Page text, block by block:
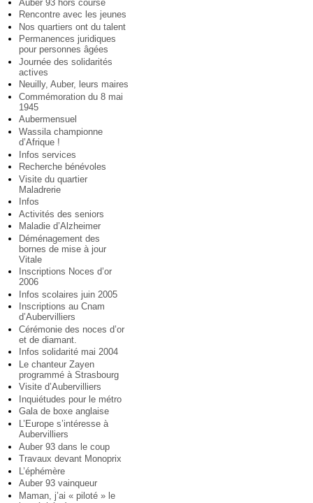
Auber 93 hors course
Rencontre avec les jeunes
Nos quartiers ont du talent
Permanences juridiques
pour personnes âgées
Journée des solidarités
actives
Neuilly, Auber, leurs maires
Commémoration du 8 mai
1945
Aubermensuel
Wassila championne
d’Afrique !
Infos services
Recherche bénévoles
Visite du quartier
Maladrerie
Infos
Activités des seniors
Maladie d’Alzheimer
Déménagement des
bornes de mise à jour
Vitale
Inscriptions Noces d’or
2006
Infos scolaires juin 2005
Inscriptions au Cnam
d’Aubervilliers
Cérémonie des noces d’or
et de diamant.
Infos solidarité mai 2004
Le chanteur Zayen
programmé à Strasbourg
Visite d’Aubervilliers
Inquiétudes pour le métro
Gala de boxe anglaise
L’Europe s’intéresse à
Aubervilliers
Auber 93 dans le coup
Travaux devant Monoprix
L’éphémère
Auber 93 vainqueur
Maman, j’ai « piloté » le